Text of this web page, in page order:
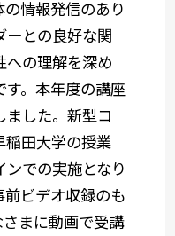
情報発信のあり
ーとの良好な関
への理解を深め
す。本年度の講座
ました。新型コ
稲田大学の授業
での実施となり
前ビデオ収録のも
まに動画で受講